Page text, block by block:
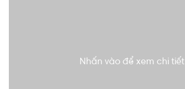
Nhấn vào để xem chi tiết